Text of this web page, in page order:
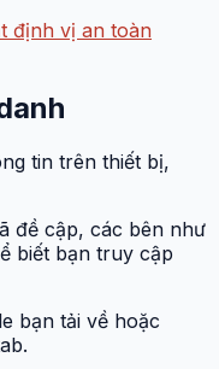
định vị an toàn
tin trên thiết bị,
đề cập, các bên như
biết bạn truy cập
bạn tải về hoặc